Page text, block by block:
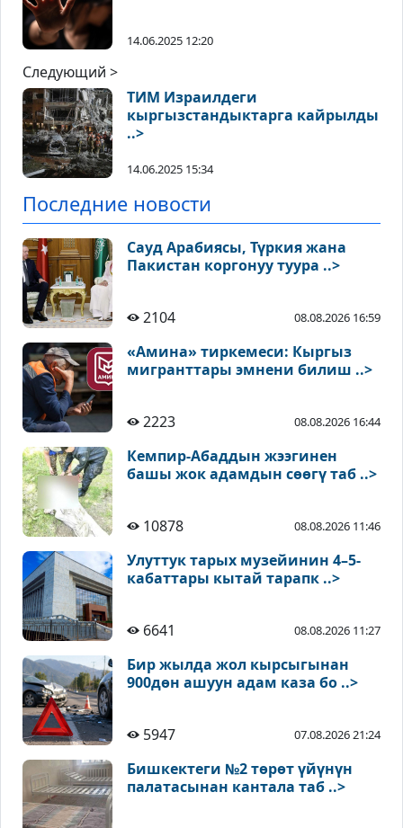
14.06.2025 12:20
Следующий >
ТИМ Израилдеги
кыргызстандыктарга кайрылды
..>
14.06.2025 15:34
Последние новости
Сауд Арабиясы, Түркия жана
Пакистан коргонуу туура ..>
2104 08.08.2026 16:59
«Амина» тиркемеси: Кыргыз
мигранттары эмнени билиш ..>
2223 08.08.2026 16:44
Кемпир-Абаддын жээгинен
башы жок адамдын сөөгү таб ..>
10878 08.08.2026 11:46
Улуттук тарых музейинин 4–5-
кабаттары кытай тарапк ..>
6641 08.08.2026 11:27
Бир жылда жол кырсыгынан
900дөн ашуун адам каза бо ..>
5947 07.08.2026 21:24
Бишкектеги №2 төрөт үйүнүн
палатасынан кантала таб ..>